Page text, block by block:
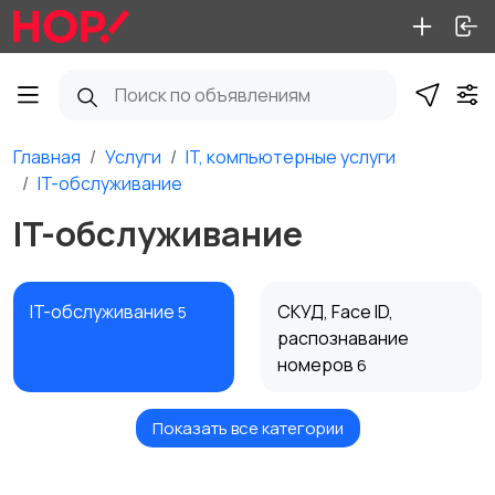
Главная Услуги
IT, компьютерные услуги
IT-обслуживание
IT-обслуживание
IT-обслуживание 5
СКУД, Face ID,
распознавание
номеров 6
Слаботочка,
IP-телефония, CRM
Показать все категории